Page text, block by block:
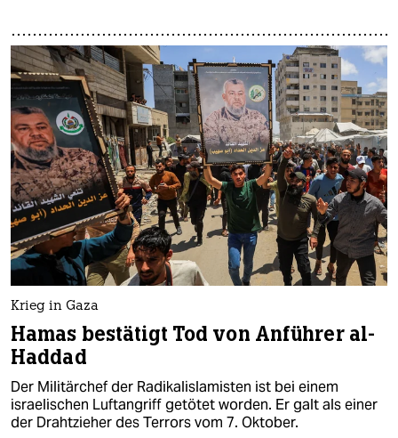
Krieg in Gaza
Hamas bestätigt Tod von Anführer al-
Haddad
Der Militärchef der Radikalislamisten ist bei einem
israelischen Luftangriff getötet worden. Er galt als einer
der Drahtzieher des Terrors vom 7. Oktober.